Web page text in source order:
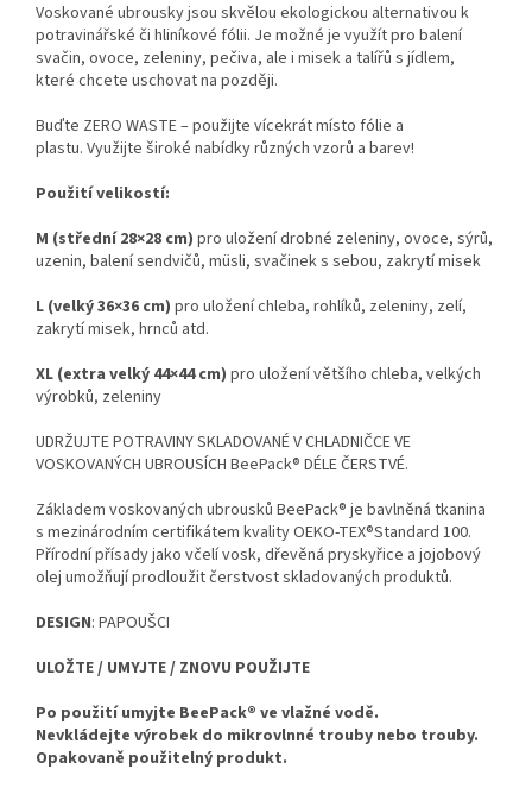
Voskované ubrousky jsou skvělou ekologickou alternativou k
potravinářské či hliníkové fólii. Je možné je využít pro balení
svačin, ovoce, zeleniny, pečiva, ale i misek a talířů s jídlem,
které chcete uschovat na později.
Buďte ZERO WASTE – použijte vícekrát místo fólie a
plastu. Využijte široké nabídky různých vzorů a barev!
Použití velikostí:
M (střední 28×28 cm) pro uložení drobné zeleniny, ovoce, sýrů,
uzenin, balení sendvičů, müsli, svačinek s sebou, zakrytí misek
L (velký 36×36 cm) pro uložení chleba, rohlíků, zeleniny, zelí,
zakrytí misek, hrnců atd.
XL (extra velký 44×44 cm) pro uložení většího chleba, velkých
výrobků, zeleniny
UDRŽUJTE POTRAVINY SKLADOVANÉ V CHLADNIČCE VE
VOSKOVANÝCH UBROUSÍCH BeePack® DÉLE ČERSTVÉ.
Základem voskovaných ubrousků BeePack® je bavlněná tkanina
s mezinárodním certifikátem kvality OEKO-TEX®Standard 100.
Přírodní přísady jako včelí vosk, dřevěná pryskyřice a jojobový
olej umožňují prodloužit čerstvost skladovaných produktů.
DESIGN: PAPOUŠCI
ULOŽTE / UMYJTE / ZNOVU POUŽIJTE
Po použití umyjte BeePack® ve vlažné vodě.
Nevkládejte výrobek do mikrovlnné trouby nebo trouby.
Opakovaně použitelný produkt.